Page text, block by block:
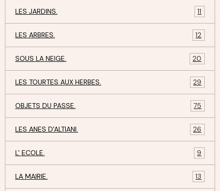
LES JARDINS. 11
LES ARBRES. 12
SOUS LA NEIGE. 20
LES TOURTES AUX HERBES. 29
OBJETS DU PASSE. 75
LES ANES D'ALTIANI. 26
L' ECOLE. 9
LA MAIRIE. 13